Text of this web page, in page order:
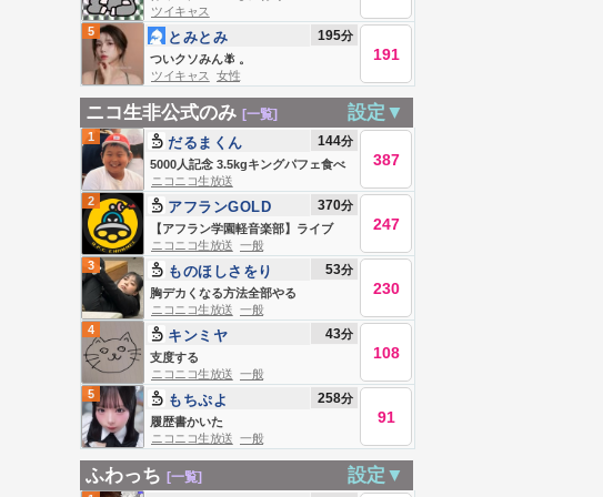
ツイキャス
5
ついクソみん🪰 。
とみとみ 195分
191
ツイキャス 女性
ニコ生非公式のみ [一覧] 設定▼
1
5000人記念 3.5kgキングパフェ食べ
る！
だるまくん 144分
387
ニコニコ生放送
2
【アフラン学園軽音楽部】ライブ
アフランGOLD 370分
247
ニコニコ生放送 一般
3
胸デカくなる方法全部やる
ものほしさをり 53分
230
ニコニコ生放送 一般
4
支度する
キンミヤ 43分
108
ニコニコ生放送 一般
5
履歴書かいた
もちぷよ 258分
91
ニコニコ生放送 一般
ふわっち [一覧] 設定▼